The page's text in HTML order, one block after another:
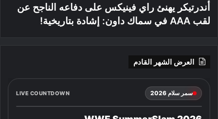
أندرتيكر يهنئ راي فينيكس على دفاعه الناجح عن
لقب AAA في سماك داون: إشادة بتاريخية!
العرض الشهر القادم
سمر سلام 2026 LIVE COUNTDOWN